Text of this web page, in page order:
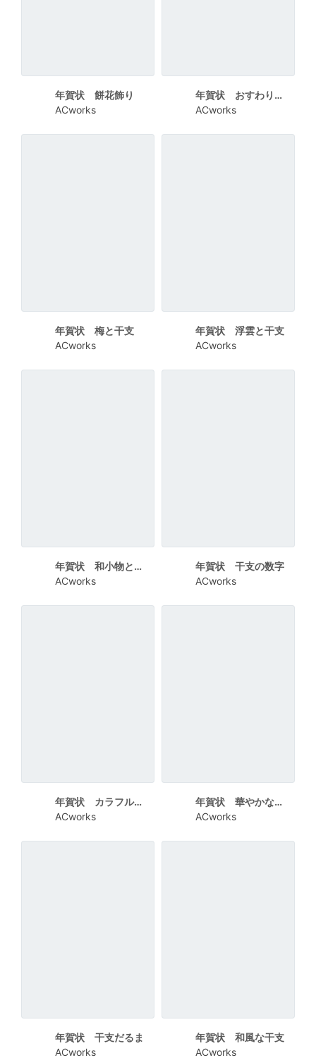
年賀状 餅花飾り
ACworks
年賀状 おすわりしているかわいい干支
ACworks
年賀状 梅と干支
ACworks
年賀状 浮雲と干支
ACworks
年賀状 和小物と干支
ACworks
年賀状 干支の数字
ACworks
年賀状 カラフルな「賀正」と干支
ACworks
年賀状 華やかな干支
ACworks
年賀状 干支だるま
ACworks
年賀状 和風な干支
ACworks